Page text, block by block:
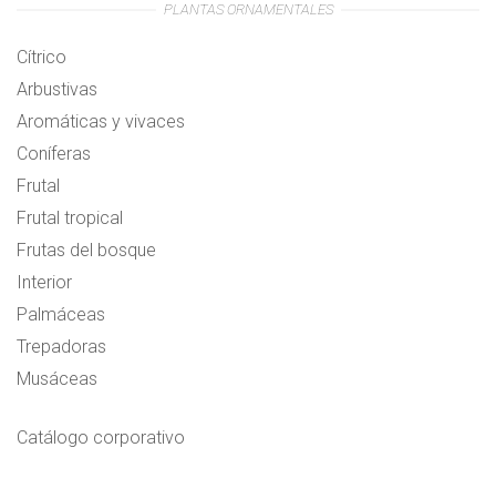
PLANTAS ORNAMENTALES
Cítrico
Arbustivas
Aromáticas y vivaces
Coníferas
Frutal
Frutal tropical
Frutas del bosque
Interior
Palmáceas
Trepadoras
Musáceas
Catálogo corporativo